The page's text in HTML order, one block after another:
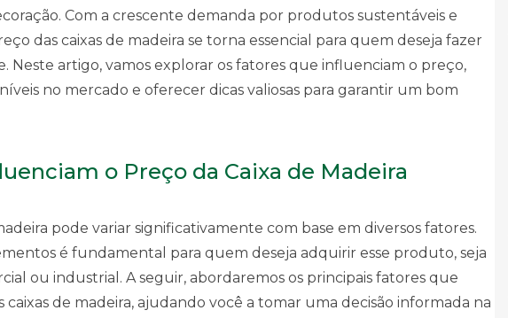
Com a crescente demanda por produtos sustentáveis e
das caixas de madeira se torna essencial para quem deseja fazer
Neste artigo, vamos explorar os fatores que influenciam o preço,
no mercado e oferecer dicas valiosas para garantir um bom
o Preço da Caixa de Madeira
pode variar significativamente com base em diversos fatores.
é fundamental para quem deseja adquirir esse produto, seja
ou industrial. A seguir, abordaremos os principais fatores que
de madeira, ajudando você a tomar uma decisão informada na